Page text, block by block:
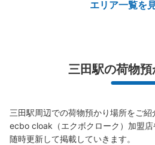
このコインロッカー
三田駅JR田町駅方面改
本日の営業時間:05:00 〜 01:00
三田駅のJR田町駅方面改札を出
路に設置、営業時間は始発から終電
エリア一覧を
三田駅の荷物
三田駅周辺での荷物預かり場所をご紹
ecbo cloak（エクボクローク）加盟
随時更新して掲載していきます。